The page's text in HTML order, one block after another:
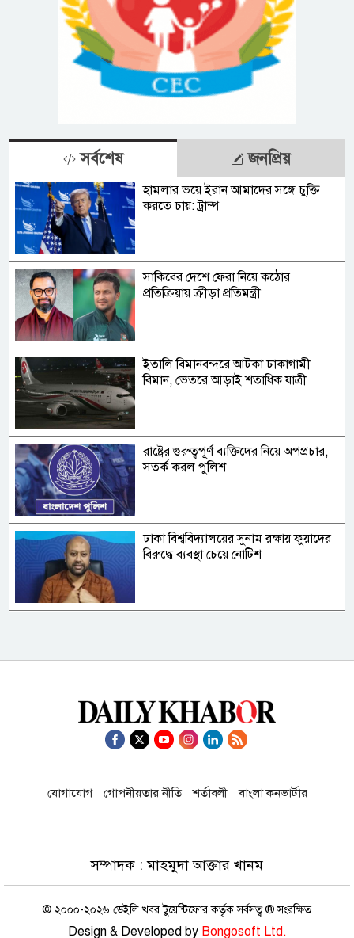
সর্বশেষ জনপ্রিয়
হামলার ভয়ে ইরান আমাদের সঙ্গে চুক্তি
করতে চায়: ট্রাম্প
সাকিবের দেশে ফেরা নিয়ে কঠোর
প্রতিক্রিয়ায় ক্রীড়া প্রতিমন্ত্রী
ইতালি বিমানবন্দরে আটকা ঢাকাগামী
বিমান, ভেতরে আড়াই শতাধিক যাত্রী
রাষ্ট্রের গুরুত্বপূর্ণ ব্যক্তিদের নিয়ে অপপ্রচার,
সতর্ক করল পুলিশ
ঢাকা বিশ্ববিদ্যালয়ের সুনাম রক্ষায় ফুয়াদের
বিরুদ্ধে ব্যবস্থা চেয়ে নোটিশ
গণমাধ্যম শক্তিশালী হলেই গণতন্ত্র
শক্তিশালী হবে: স্থানীয় সরকার মন্ত্রী
অধ্যাপক রবার্ট পেপের বিশ্লেষণ: ইরান
২০২৬ নারী এশিয়া কাপ ক্রিকেট:
বাংলাদেশের খেলা কখন
যোগাযোগ গোপনীয়তার নীতি শর্তাবলী বাংলা কনভার্টার
সম্পাদক : মাহমুদা আক্তার খানম
© ২০০০-২০২৬ ডেইলি খবর টুয়েন্টিফোর কর্তৃক সর্বসত্ব ® সংরক্ষিত
Design & Developed by Bongosoft Ltd.